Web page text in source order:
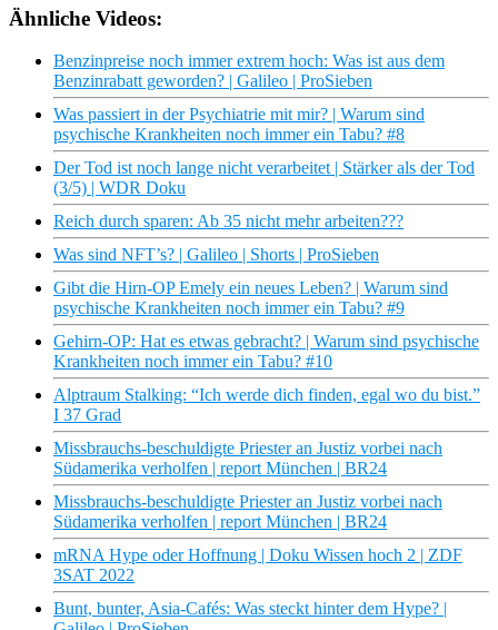
Ähnliche Videos:
Benzinpreise noch immer extrem hoch: Was ist aus dem
Benzinrabatt geworden? | Galileo | ProSieben
Was passiert in der Psychiatrie mit mir? | Warum sind
psychische Krankheiten noch immer ein Tabu? #8
Der Tod ist noch lange nicht verarbeitet | Stärker als der Tod
(3/5) | WDR Doku
Reich durch sparen: Ab 35 nicht mehr arbeiten???
Was sind NFT’s? | Galileo | Shorts | ProSieben
Gibt die Hirn-OP Emely ein neues Leben? | Warum sind
psychische Krankheiten noch immer ein Tabu? #9
Gehirn-OP: Hat es etwas gebracht? | Warum sind psychische
Krankheiten noch immer ein Tabu? #10
Alptraum Stalking: “Ich werde dich finden, egal wo du bist.”
I 37 Grad
Missbrauchs-beschuldigte Priester an Justiz vorbei nach
Südamerika verholfen | report München | BR24
Missbrauchs-beschuldigte Priester an Justiz vorbei nach
Südamerika verholfen | report München | BR24
mRNA Hype oder Hoffnung | Doku Wissen hoch 2 | ZDF
3SAT 2022
Bunt, bunter, Asia-Cafés: Was steckt hinter dem Hype? |